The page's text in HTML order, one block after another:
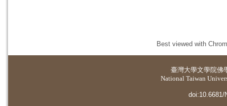
Best viewed with
臺灣大學文學院佛
National Taiwan
doi:10.6681/